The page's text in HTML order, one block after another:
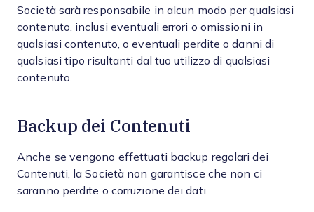
Società sarà responsabile in alcun modo per qualsiasi
contenuto, inclusi eventuali errori o omissioni in
qualsiasi contenuto, o eventuali perdite o danni di
qualsiasi tipo risultanti dal tuo utilizzo di qualsiasi
contenuto.
Backup dei Contenuti
Anche se vengono effettuati backup regolari dei
Contenuti, la Società non garantisce che non ci
saranno perdite o corruzione dei dati.